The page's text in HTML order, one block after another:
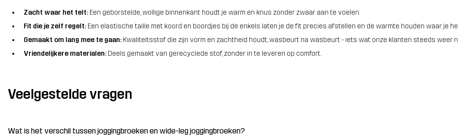
Zacht waar het telt: Een geborstelde, wollige binnenkant houdt je warm en knus zonder zwaar aan te voelen.
Fit die je zelf regelt: Een elastische taille met koord en boordjes bij de enkels laten je de fit precies afstellen en de warmte houden waar je
Gemaakt om lang mee te gaan: Kwaliteitsstof die zijn vorm en zachtheid houdt, wasbeurt na wasbeurt - iets wat onze klanten steeds weer
Vriendelijkere materialen: Deels gemaakt van gerecyclede stof, zonder in te leveren op comfort.
Veelgestelde vragen
Wat is het verschil tussen joggingbroeken en wide-leg joggingbroeken?